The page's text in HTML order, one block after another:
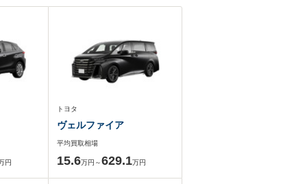
円
トヨタ
ヴェルファイア
平均買取相場
15.6万円～629.1万円